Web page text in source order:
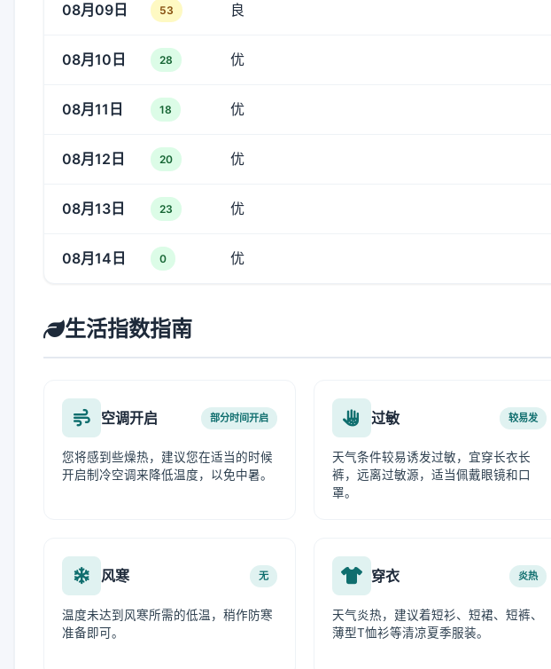
08月09日 53 良
08月10日 28 优
08月11日 18 优
08月12日 20 优
08月13日 23 优
08月14日 0 优
生活指数指南
空调开启 部分时间开启
您将感到些燥热，建议您在适当的时候
开启制冷空调来降低温度，以免中暑。
过敏 较易发
天气条件较易诱发过敏，宜穿长衣长
裤，远离过敏源，适当佩戴眼镜和口
罩。
风寒 无
温度未达到风寒所需的低温，稍作防寒
准备即可。
穿衣 炎热
天气炎热，建议着短衫、短裙、短裤、
薄型T恤衫等清凉夏季服装。